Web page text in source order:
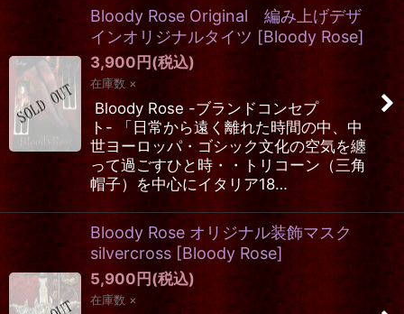
Bloody Rose Original 編み上げデザ
インオリジナルタイツ [Bloody Rose]
3,900円(税込)
在庫数 ×
Bloody Rose -ブランドコンセプ
ト- 「日常から遠く離れた時間の中、中
世ヨーロッパ・ゴシック文化の空気を纏
って過ごすひと時・・トリコーン（三角
帽子）を中心にイタリア18…
Bloody Rose オリジナル装飾マスク
silvercross [Bloody Rose]
5,900円(税込)
在庫数 ×